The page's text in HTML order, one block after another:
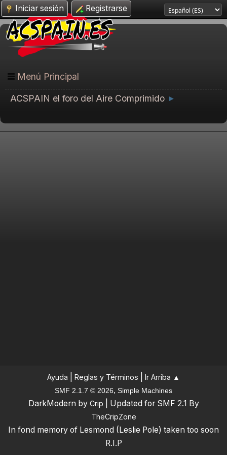
Iniciar sesión Registrarse
Menú Principal
ACSPAIN el foro del Aire Comprimido ►
Ayuda Reglas y Términos Ir Arriba ▲
SMF 2.1.7 © 2026, Simple Machines
DarkModern by Crip | Updated for SMF 2.1 By
TheCripZone
In fond memory of Lesmond (Leslie Pole) taken too soon
R.I.P